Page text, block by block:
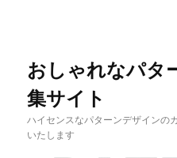
おしゃれなパタ
集サイト
ハイセンスなパターンデザインの
いたします